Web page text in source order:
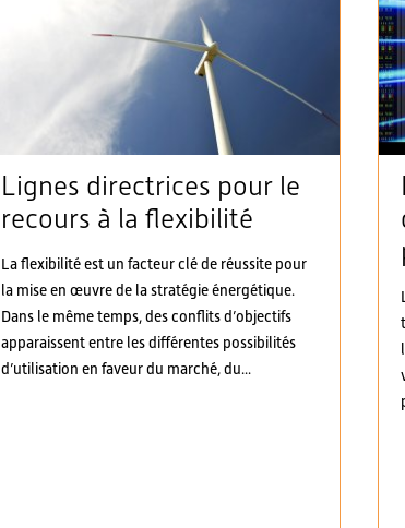
Lignes directrices pour le
recours à la flexibilité
La flexibilité est un facteur clé de réussite pour
la mise en œuvre de la stratégie énergétique.
Dans le même temps, des conflits d’objectifs
apparaissent entre les différentes possibilités
d’utilisation en faveur du marché, du...